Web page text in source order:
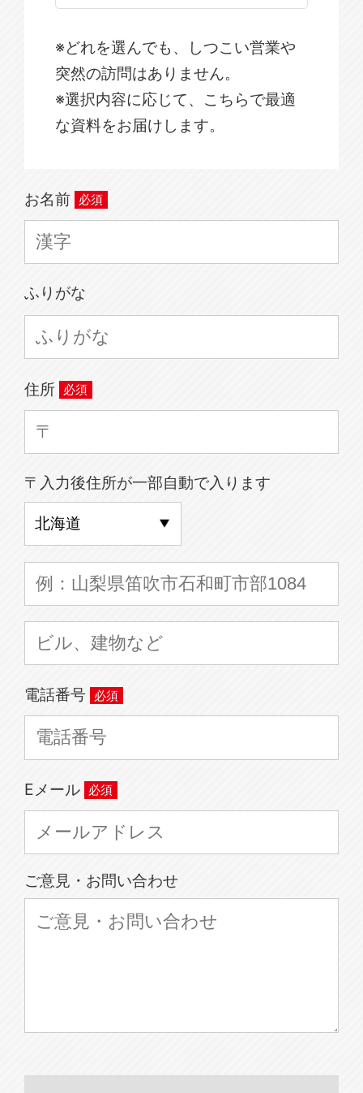
※どれを選んでも、しつこい営業や
突然の訪問はありません。
※選択内容に応じて、こちらで最適
な資料をお届けします。
お名前
ふりがな
住所
〒入力後住所が一部自動で入ります
電話番号
Eメール
ご意見・お問い合わせ